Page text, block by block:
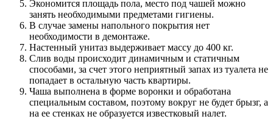
Экономится площадь пола, место под чашей можно
занять необходимыми предметами гигиены.
В случае замены напольного покрытия нет
необходимости в демонтаже.
Настенный унитаз выдерживает массу до 400 кг.
Слив воды происходит динамичным и статичным
способами, за счет этого неприятный запах из туалета не
попадает в остальную часть квартиры.
Чаша выполнена в форме воронки и обработана
специальным составом, поэтому вокруг не будет брызг, а
на ее стенках не образуется известковый налет.